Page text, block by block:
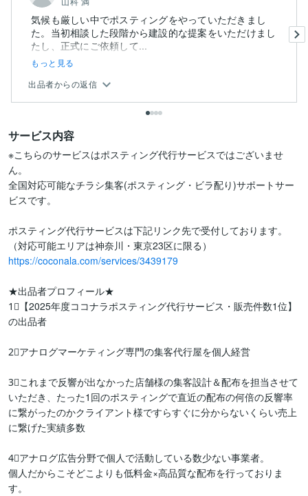
気候も厳しい中でポスティングをやっていただきまし
た。当初相談した段階から建設的な提案をいただけまし
たし、正式にご依頼して...
もっと見る
出品者からの返信
サービス内容
※こちらのサービスはポスティング代行サービスではございませ
ん。
全国対応可能なチラシ集客(ポスティング・ビラ配り)サポートサー
ビスです。
ポスティング代行サービスは下記リンク先で受付しております。
https://coconala.com/services/3439179
★出品者プロフィール★
1⃣【2025年度ココナラポスティング代行サービス・販売件数1位】
の出品者
2⃣アナログマーケティング専門の集客代行屋を個人経営
3⃣これまで反響が出なかった店舗様の集客設計＆配布を担当させて
いただき、たった1回のポスティングで直近の配布の何倍の反響率
に繋がったのかクライアント様ですらすぐに分からないくらい売上
に繋げた実績多数
4⃣アナログ広告分野で個人で活動している数少ない事業者。
個人だからこそどこよりも低料金×高品質な配布を行っておりま
す。